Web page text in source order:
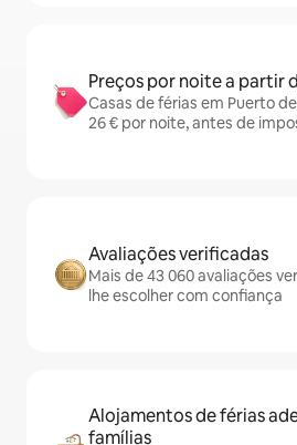
Preços por noite a partir
Casas de férias em Puerto
26 € por noite, antes de
Avaliações verificadas
Mais de 43 060 avaliações
lhe escolher com confiança
Alojamentos de férias
famílias